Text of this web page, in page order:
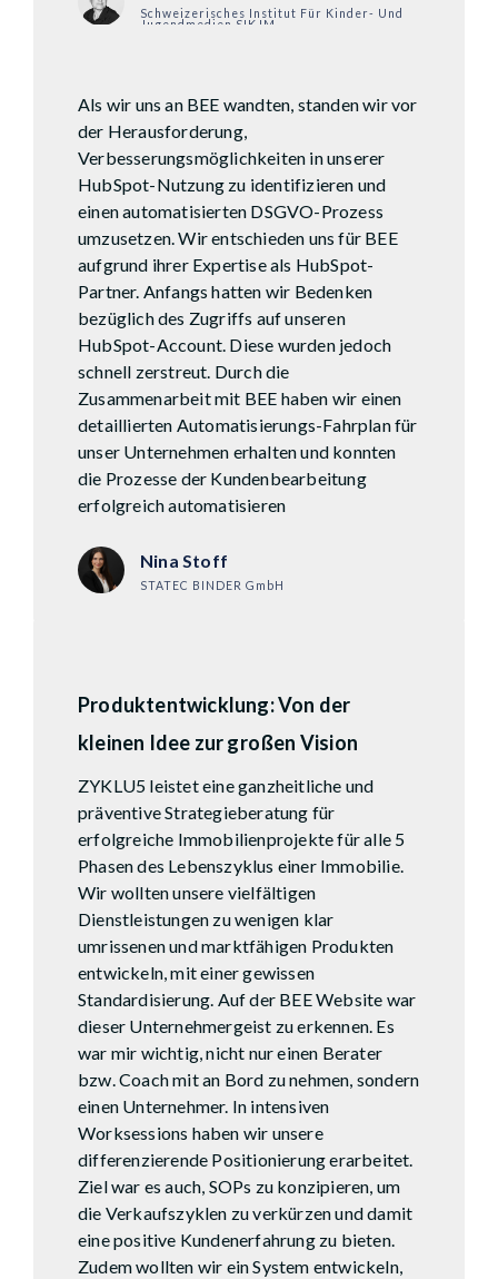
Schweizerisches Institut Für Kinder- Und
Jugendmedien SIKJM
Als wir uns an BEE wandten, standen wir vor
der Herausforderung,
Verbesserungsmöglichkeiten in unserer
HubSpot-Nutzung zu identifizieren und
einen automatisierten DSGVO-Prozess
umzusetzen. Wir entschieden uns für BEE
aufgrund ihrer Expertise als HubSpot-
Partner. Anfangs hatten wir Bedenken
bezüglich des Zugriffs auf unseren
HubSpot-Account. Diese wurden jedoch
schnell zerstreut. Durch die
Zusammenarbeit mit BEE haben wir einen
detaillierten Automatisierungs-Fahrplan für
unser Unternehmen erhalten und konnten
die Prozesse der Kundenbearbeitung
erfolgreich automatisieren
Nina Stoff
STATEC BINDER GmbH
Produktentwicklung: Von der
kleinen Idee zur großen Vision
ZYKLU5 leistet eine ganzheitliche und
präventive Strategieberatung für
erfolgreiche Immobilienprojekte für alle 5
Phasen des Lebenszyklus einer Immobilie.
Wir wollten unsere vielfältigen
Dienstleistungen zu wenigen klar
umrissenen und marktfähigen Produkten
entwickeln, mit einer gewissen
Standardisierung. Auf der BEE Website war
dieser Unternehmergeist zu erkennen. Es
war mir wichtig, nicht nur einen Berater
bzw. Coach mit an Bord zu nehmen, sondern
einen Unternehmer. In intensiven
Worksessions haben wir unsere
differenzierende Positionierung erarbeitet.
Ziel war es auch, SOPs zu konzipieren, um
die Verkaufszyklen zu verkürzen und damit
eine positive Kundenerfahrung zu bieten.
Zudem wollten wir ein System entwickeln,